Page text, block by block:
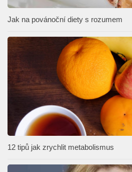
Jak na povánoční diety s rozumem
12 tipů jak zrychlit metabolismus